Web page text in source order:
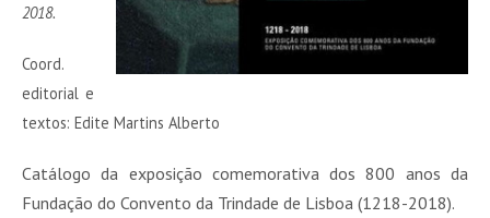
2018.
Coord.
editorial e
textos: Edite Martins Alberto
Catálogo da exposição comemorativa dos 800 anos da
Fundação do Convento da Trindade de Lisboa (1218-2018).